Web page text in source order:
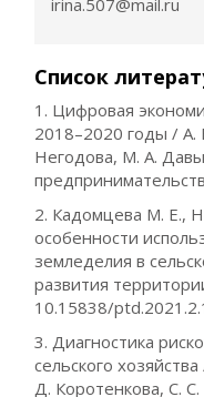
irina.507@mail.ru
Список
1. Цифровая
2018–2020 годы / А.
Негодова, М. А.
2. Кадомцева М. Е.,
особенности
земледелия в
развития
10.15838/
3. Диагностика
сельского
Д. Коротенкова, С.